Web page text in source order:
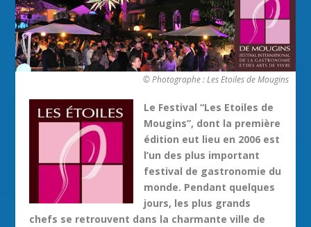
© Photographe : Les Etoiles de Mougins
Le Festival “Les Etoiles de
Mougins”, dont la première
édition eut lieu en 2006 est
l’un des plus important
festival de gastronomie du
monde. Pendant quelques
jours, les plus grands
chefs se retrouvent dans la charmante ville de